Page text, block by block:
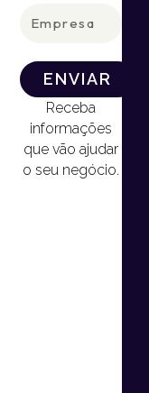
ENVIAR
Receba
informações
que vão ajudar
o seu negócio.